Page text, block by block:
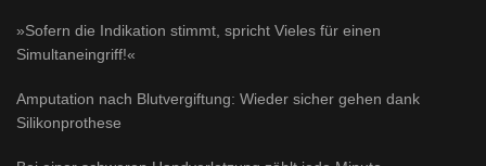
»Sofern die Indikation stimmt, spricht Vieles für einen
Simultaneingriff!«
Amputation nach Blutvergiftung: Wieder sicher gehen dank
Silikonprothese